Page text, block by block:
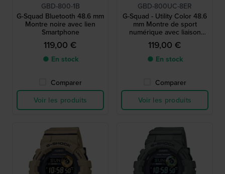
GBD-800-1B
G-Squad Bluetooth 48.6 mm
Montre noire avec lien
Smartphone
119,00 €
● En stock
Comparer
Voir les produits
GBD-800UC-8ER
G-Squad - Utility Color 48.6
mm Montre de sport
numérique avec liaison
Bluetooth
119,00 €
● En stock
Comparer
Voir les produits